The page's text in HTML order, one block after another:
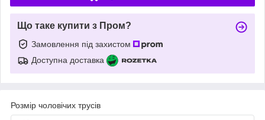
Що таке купити з Пром?
Замовлення під захистом
Доступна доставка
Розмір чоловічих трусів